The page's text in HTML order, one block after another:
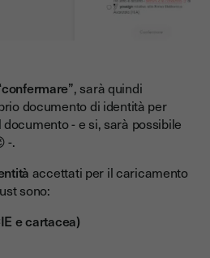
confermare”, sarà quindi
documento di identità per
- e si, sarà possibile
-.
accettati per il caricamento
sono:
e cartacea)